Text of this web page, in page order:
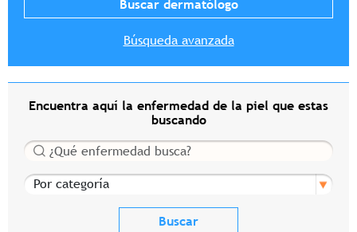
Búsqueda avanzada
Encuentra aquí la enfermedad de la piel que estas
buscando
Buscar
Por categoría